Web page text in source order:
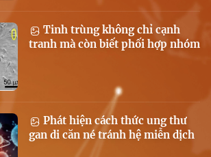
Tinh trùng không chỉ cạnh
tranh mà còn biết phối hợp nhóm
Phát hiện cách thức ung thư
gan di căn né tránh hệ miễn dịch